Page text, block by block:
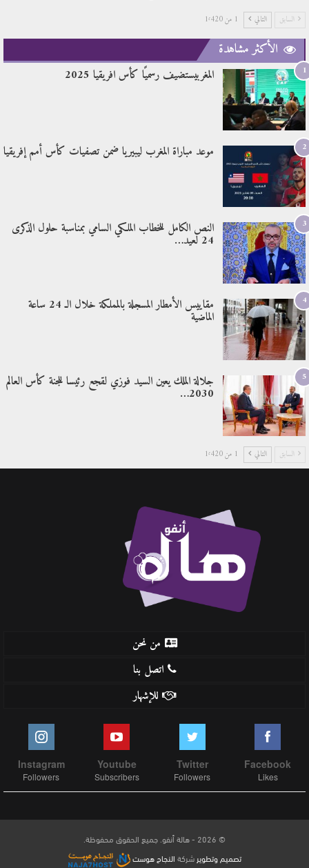
السابق التالي 1 من 1٬420
الأكثر مشاهدة
1 المغربيستضيف رسميًا كأس افريقيا 2025
2 موعد مباراة المغرب ليبيريا ضمن تصفيات كأس أمم إفريقيا
3 النص الكامل للخطاب الملكي السامي بمناسبة حلول الذكرى
24 لعيد…
4 مقاييس الأمطار المسجلة بالمملكة خلال الـ 24 ساعة
الماضية
5 جلالة الملك يعين السيد فوزي لقجع رئيسا للجنة كأس العالم
2030…
السابق التالي 1 من 1٬420
من نحن
اتصل بنا
للإشهار
Facebook
Likes
Twitter
Followers
Youtube
Subscribers
Instagram
Followers
© 2026 - هالة أنفو. جميع الحقوق محفوظة.
تصميم وتطويرشركةالنجاح هوست